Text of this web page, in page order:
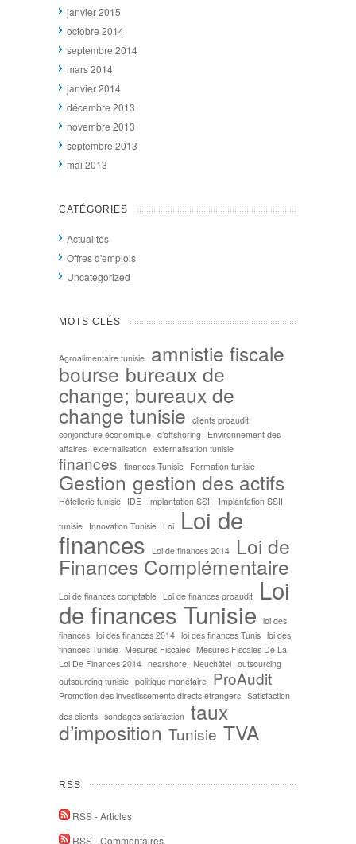
janvier 2015
octobre 2014
septembre 2014
mars 2014
janvier 2014
décembre 2013
novembre 2013
septembre 2013
mai 2013
CATÉGORIES
Actualités
Offres d'emplois
Uncategorized
MOTS CLÉS
Agroalimentaire tunisie amnistie fiscale
bourse bureaux de
change; bureaux de
change tunisie clients proaudit
conjoncture économique d’offshoring Environnement des
affaires externalisation externalisation tunisie
finances finances Tunisie Formation tunisie
Gestion gestion des actifs
Hôtellerie tunisie IDE Implantation SSII Implantation SSII
tunisie Innovation Tunisie Loi Loi de
finances Loi de finances 2014 Loi de
Finances Complémentaire
Loi de finances comptable Loi de finances proaudit Loi
de finances Tunisie loi des
finances loi des finances 2014 loi des finances Tunis loi des
finances Tunisie Mesures Fiscales Mesures Fiscales De La
Loi De Finances 2014 nearshore Neuchâtel outsourcing
outsourcing tunisie politique monétaire ProAudit
Promotion des investissements directs étrangers Satisfaction
des clients sondages satisfaction taux
d’imposition Tunisie TVA
RSS
RSS - Articles
RSS - Commentaires